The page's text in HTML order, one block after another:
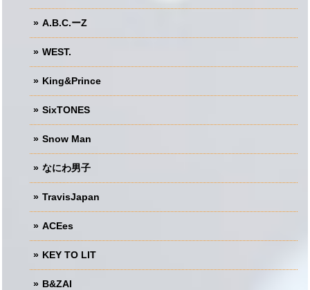
A.B.C.ーZ
WEST.
King&Prince
SixTONES
Snow Man
なにわ男子
TravisJapan
ACEes
KEY TO LIT
B&ZAI